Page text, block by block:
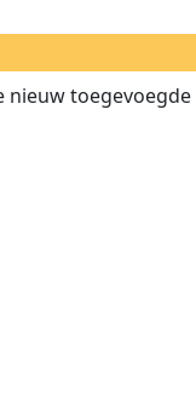
nieuw toegevoegde